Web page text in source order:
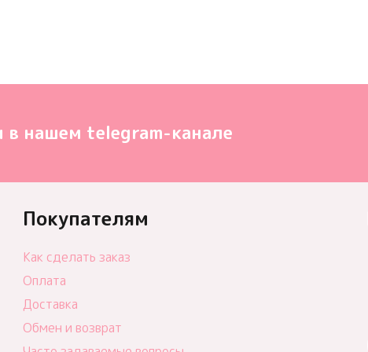
в нашем telegram-канале
Покупателям
Как сделать заказ
Оплата
Доставка
Обмен и возврат